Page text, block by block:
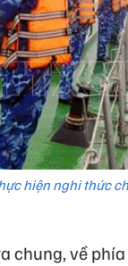
hiện nghi thức
chung, về